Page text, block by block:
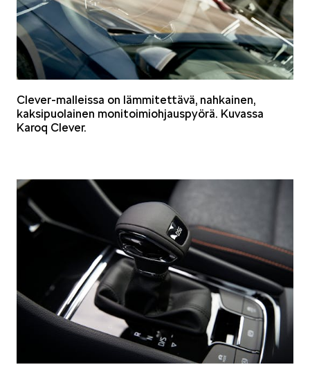
MEIDÄN ŠKODAMME
ŠKODA PALVELEE
VASTUULLISUUS
ŠKODA 130 VUOTTA
Clever-malleissa on lämmitettävä, nahkainen,
kaksipuolainen monitoimiohjauspyörä. Kuvassa
Karoq Clever.